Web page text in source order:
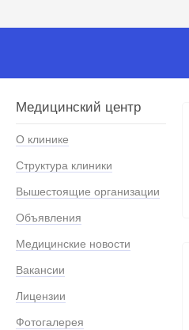
Медицинский центр
О клинике
Структура клиники
Вышестоящие организации
Объявления
Медицинские новости
Вакансии
Лицензии
Фотогалерея